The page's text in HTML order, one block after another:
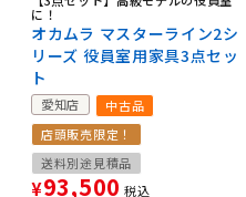
に！
オカムラ マスターライン2シ
リーズ 役員室用家具3点セッ
ト
愛知店
中古品
店頭販売限定！
送料別途見積品
¥93,500 税込